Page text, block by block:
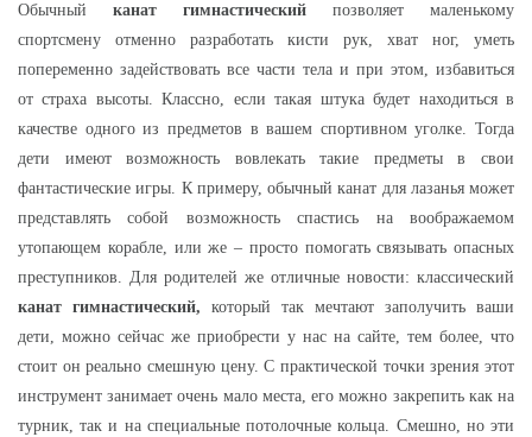
Обычный канат гимнастический позволяет маленькому
спортсмену отменно разработать кисти рук, хват ног, уметь
попеременно задействовать все части тела и при этом, избавиться
от страха высоты. Классно, если такая штука будет находиться в
качестве одного из предметов в вашем спортивном уголке. Тогда
дети имеют возможность вовлекать такие предметы в свои
фантастические игры. К примеру, обычныйканат для лазанья может
представлять собой возможность спастись на воображаемом
утопающем корабле, или же – просто помогать связывать опасных
преступников. Для родителей же отличные новости: классический
канат гимнастический, который так мечтают заполучить ваши
дети, можно сейчас же приобрести у нас на сайте, тем более, что
стоит он реально смешную цену. С практической точки зрения этот
инструмент занимает очень мало места, его можно закрепить как на
турник, так и на специальные потолочные кольца. Смешно, но эти